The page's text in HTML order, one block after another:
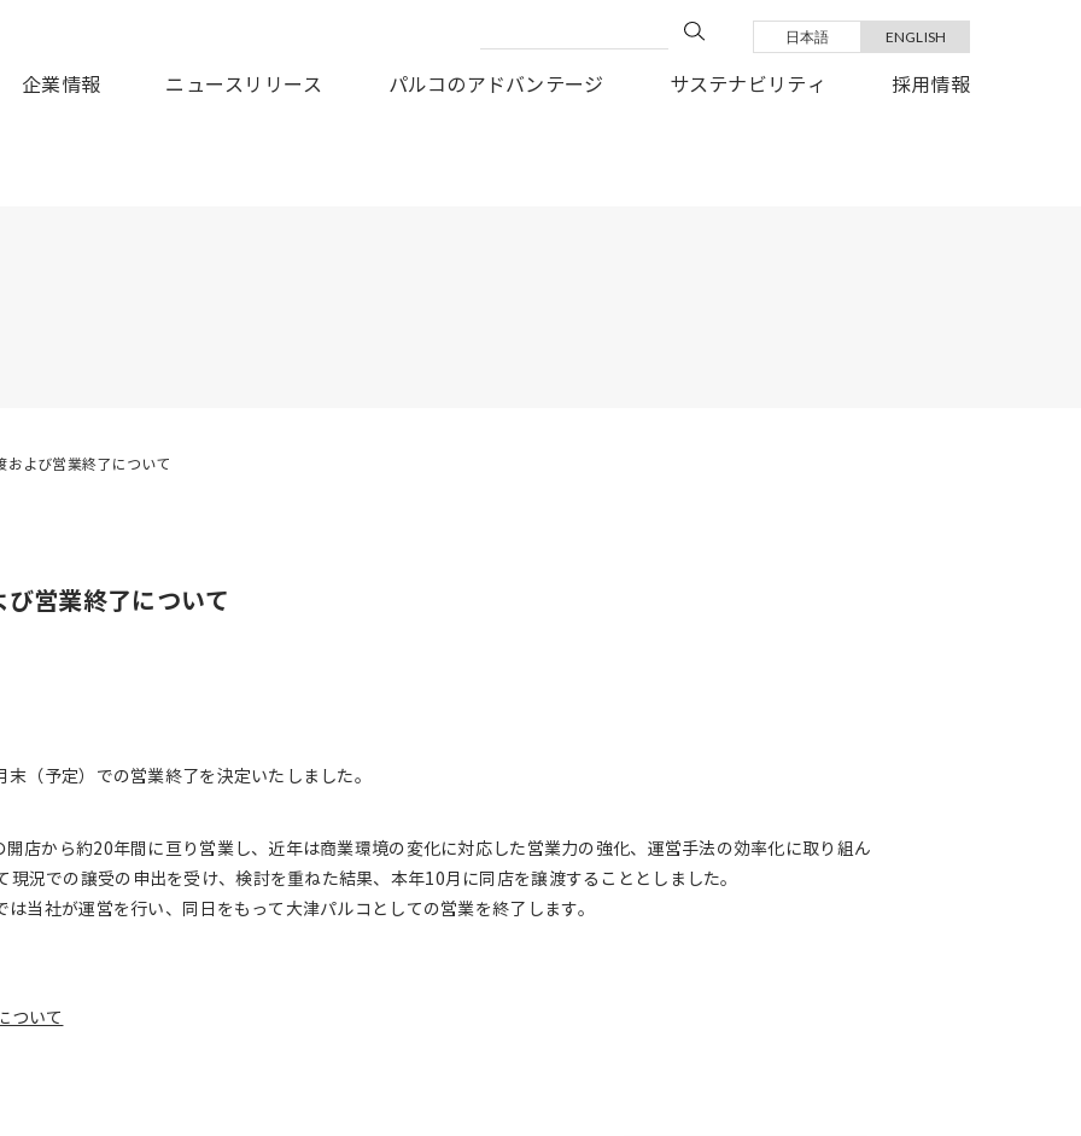
に謹んでお見舞い申しあげますとともに、被災地の一日も早い復旧を、心よりお祈り申しあげます。
日本語 ENGLISH
企業情報 ニュースリリース パルコのアドバンテージ サステナビリティ 採用情報
営業終了について
（予定）での営業終了を決定いたしました。
店から約20年間に亘り営業し、近年は商業環境の変化に対応した営業力の強化、運営手法の効率化に取り組ん
況での譲受の申出を受け、検討を重ねた結果、本年10月に同店を譲渡することとしました。
当社が運営を行い、同日をもって大津パルコとしての営業を終了します。
ついて
および営業終了について